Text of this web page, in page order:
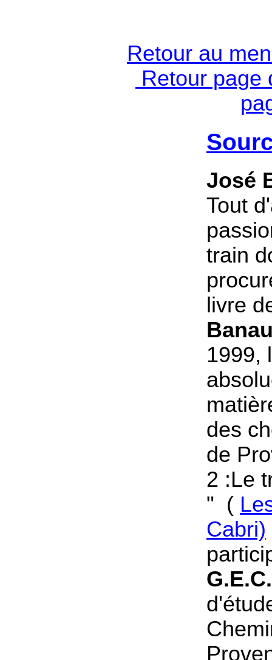
Retour au
Retour
José
Tout
train
livre
1999,
des
de
2 :Le
" (
Cabri)